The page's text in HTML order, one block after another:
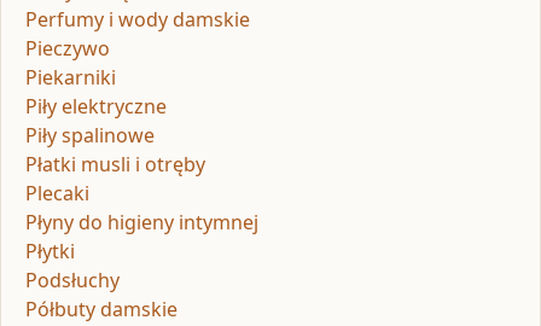
Perfumy i wody damskie
Pieczywo
Piekarniki
Piły elektryczne
Piły spalinowe
Płatki musli i otręby
Plecaki
Płyny do higieny intymnej
Płytki
Podsłuchy
Półbuty damskie